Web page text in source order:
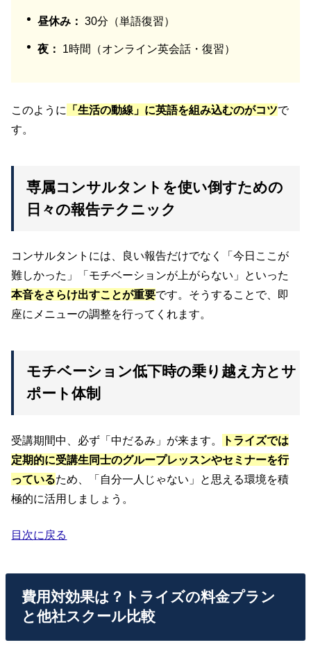
昼休み： 30分（単語復習）
夜： 1時間（オンライン英会話・復習）
このように 「生活の動線」に英語を組み込むのがコツで
す。
専属コンサルタントを使い倒すための
日々の報告テクニック
コンサルタントには、良い報告だけでなく「今日ここが
難しかった」「モチベーションが上がらない」といった
本音をさらけ出すことが重要です。そうすることで、即
座にメニューの調整を行ってくれます。
モチベーション低下時の乗り越え方とサ
ポート体制
受講期間中、必ず「中だるみ」が来ます。 トライズでは
定期的に受講生同士のグループレッスンやセミナーを行
っているため、「自分一人じゃない」と思える環境を積
極的に活用しましょう。
目次に戻る
費用対効果は？トライズの料金プラン
と他社スクール比較